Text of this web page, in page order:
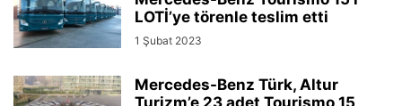
LOTİ’ye törenle teslim etti
1 Şubat 2023
Mercedes-Benz Türk, Altur
Turizm’e 23 adet Tourismo 15